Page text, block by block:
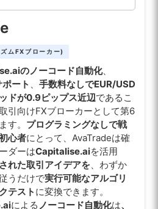
ムFXブローカー)
のノーコード自動化、
ート 、 手数料なしでEUR/USD
ドが0.9ピップス近辺であるこ
引向けFXブローカーとして第6
す。 プログラミングなしで戦
心者にとって、AvaTradeは確
ダーはCapitalise.aiを活用
れた取引アイデアを、わずか
うだけで実行可能なアルゴリ
テスト に変換できます。
による ノーコード自動化は、